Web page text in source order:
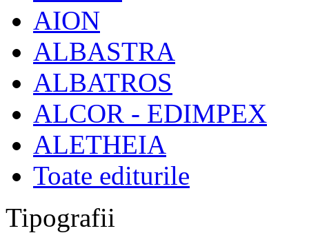
AION
ALBASTRA
ALBATROS
ALCOR - EDIMPEX
ALETHEIA
Toate editurile
Tipografii